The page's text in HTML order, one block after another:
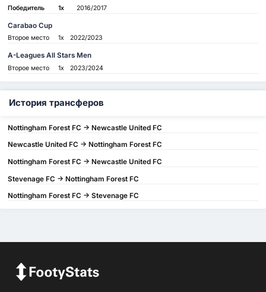
Победитель 1x 2016/2017
Carabao Cup
Второе место 1x 2022/2023
A-Leagues All Stars Men
Второе место 1x 2023/2024
История трансферов
Nottingham Forest FC -> Newcastle United FC
Newcastle United FC -> Nottingham Forest FC
Nottingham Forest FC -> Newcastle United FC
Stevenage FC -> Nottingham Forest FC
Nottingham Forest FC -> Stevenage FC